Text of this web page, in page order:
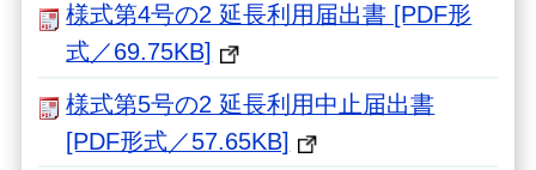
様式第4号の2 延長利用届出書 [PDF形
式／69.75KB]
様式第5号の2 延長利用中止届出書
[PDF形式／57.65KB]